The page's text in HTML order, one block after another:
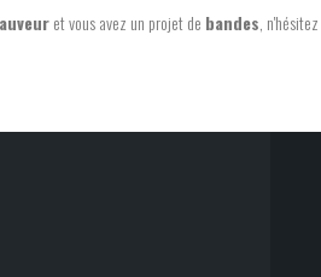
et vous avez un projet de bandes ,